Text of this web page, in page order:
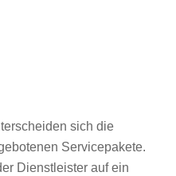
sich die
Servicepakete.
Dienstleister auf ein